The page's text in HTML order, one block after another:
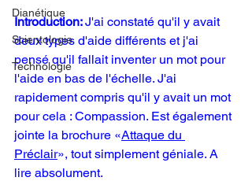
Dianétique
Scientologie
Technologie
Introduction: J'ai constaté qu'il y avait
deux types d'aide différents et j'ai
pensé qu'il fallait inventer un mot pour
l'aide en bas de l'échelle. J'ai
rapidement compris qu'il y avait un mot
pour cela : Compassion. Est également
jointe la brochure «Attaque du
Préclair», tout simplement géniale. A
lire absolument.